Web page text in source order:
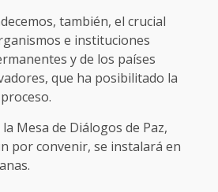
también, el crucial
e instituciones
y de los países
que ha posibilitado la
Mesa de Diálogos de Paz,
por convenir, se instalará en